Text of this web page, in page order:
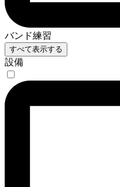
バンド練習
すべて表示する
設備